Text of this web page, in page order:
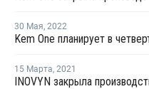
30 Мая, 2022
15 Марта, 2021